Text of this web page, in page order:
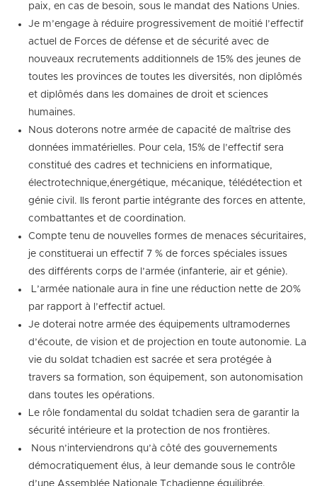
paix, en cas de besoin, sous le mandat des Nations Unies.
Je m’engage à réduire progressivement de moitié l’effectif
actuel de Forces de défense et de sécurité avec de
nouveaux recrutements additionnels de 15% des jeunes de
toutes les provinces de toutes les diversités, non diplômés
et diplômés dans les domaines de droit et sciences
humaines.
Nous doterons notre armée de capacité de maîtrise des
données immatérielles. Pour cela, 15% de l’effectif sera
constitué des cadres et techniciens en informatique,
électrotechnique,énergétique, mécanique, télédétection et
génie civil. Ils feront partie intégrante des forces en attente,
combattantes et de coordination.
Compte tenu de nouvelles formes de menaces sécuritaires,
je constituerai un effectif 7 % de forces spéciales issues
des différents corps de l’armée (infanterie, air et génie).
L’armée nationale aura in fine une réduction nette de 20%
par rapport à l’effectif actuel.
Je doterai notre armée des équipements ultramodernes
d’écoute, de vision et de projection en toute autonomie. La
vie du soldat tchadien est sacrée et sera protégée à
travers sa formation, son équipement, son autonomisation
dans toutes les opérations.
Le rôle fondamental du soldat tchadien sera de garantir la
sécurité intérieure et la protection de nos frontières.
Nous n’interviendrons qu’à côté des gouvernements
démocratiquement élus, à leur demande sous le contrôle
d’une Assemblée Nationale Tchadienne équilibrée.